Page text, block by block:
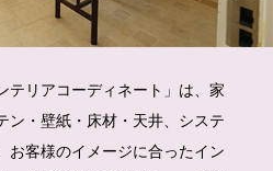
テリアコーディネート」は、家
ン・壁紙・床材・天井、システ
お客様のイメージに合ったイン